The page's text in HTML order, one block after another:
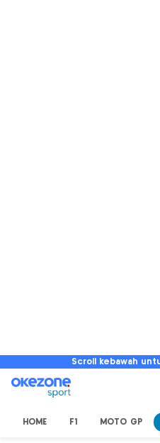
Scroll kebawah
HOME F1 MOTO GP